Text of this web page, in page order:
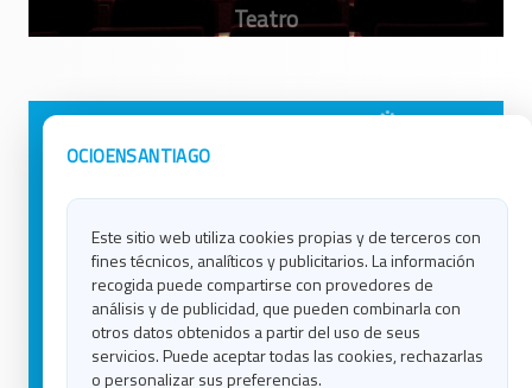
OCIOENSANTIAGO
Este sitio web utiliza cookies propias y de terceros con
fines técnicos, analíticos y publicitarios. La información
recogida puede compartirse con provedores de
análisis y de publicidad, que pueden combinarla con
otros datos obtenidos a partir del uso de seus
servicios. Puede aceptar todas las cookies, rechazarlas
o personalizar sus preferencias.
Avisos Legales
Contacto
Política de Cookies
Ocio en Lugo
Ocio en Ourense
Ocio en Pontevedra
Ocio en Santiago
Ocio en Vigo
Blog